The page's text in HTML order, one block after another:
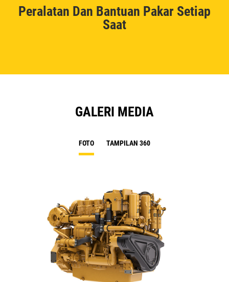
Peralatan Dan Bantuan Pakar Setiap
Saat
GALERI MEDIA
FOTO TAMPILAN 360